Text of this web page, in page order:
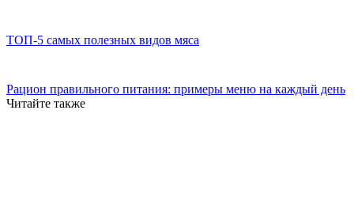
ТОП-5 самых полезных видов мяса
Рацион правильного питания: примеры меню на каждый день
Читайте также